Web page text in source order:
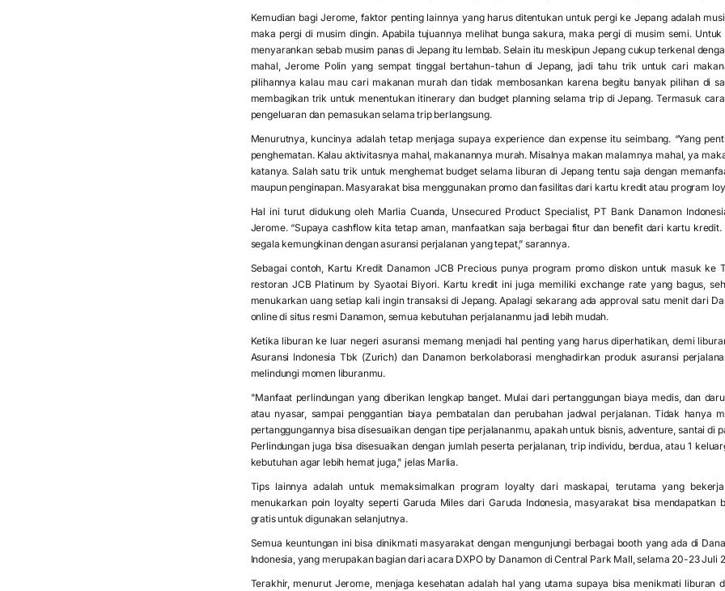
Kemudian bagi Jerome, faktor penting lainnya yang harus ditentukan untuk pergi ke Jepang adalah
maka pergi di musim dingin. Apabila tujuannya melihat bunga sakura, maka pergi di musim semi.
menyarankan sebab musim panas di Jepang itu lembab. Selain itu meskipun Jepang cukup terkenal
mahal, Jerome Polin yang sempat tinggal bertahun-tahun di Jepang, jadi tahu trik untuk cari
pilihannya kalau mau cari makanan murah dan tidak membosankan karena begitu banyak pilihan di
membagikan trik untuk menentukan itinerary dan budget planning selama trip di Jepang. Termasuk
pengeluaran dan pemasukan selama trip berlangsung.
Menurutnya, kuncinya adalah tetap menjaga supaya experience dan expense itu seimbang. “Yang
penghematan. Kalau aktivitasnya mahal, makanannya murah. Misalnya makan malamnya mahal, ya
katanya. Salah satu trik untuk menghemat budget selama liburan di Jepang tentu saja dengan
maupun penginapan. Masyarakat bisa menggunakan promo dan fasilitas dari kartu kredit atau program
Hal ini turut didukung oleh Marlia Cuanda, Unsecured Product Specialist, PT Bank Danamon
Jerome. “Supaya cashflow kita tetap aman, manfaatkan saja berbagai fitur dan benefit dari kartu
segala kemungkinan dengan asuransi perjalanan yang tepat,” sarannya.
Sebagai contoh, Kartu Kredit Danamon JCB Precious punya program promo diskon untuk masuk ke
restoran JCB Platinum by Syaotai Biyori. Kartu kredit ini juga memiliki exchange rate yang bagus,
menukarkan uang setiap kali ingin transaksi di Jepang. Apalagi sekarang ada approval satu menit dari
online di situs resmi Danamon, semua kebutuhan perjalananmu jadi lebih mudah.
Ketika liburan ke luar negeri asuransi memang menjadi hal penting yang harus diperhatikan, demi
Asuransi Indonesia Tbk (Zurich) dan Danamon berkolaborasi menghadirkan produk asuransi
melindungi momen liburanmu.
"Manfaat perlindungan yang diberikan lengkap banget. Mulai dari pertanggungan biaya medis, dan
atau nyasar, sampai penggantian biaya pembatalan dan perubahan jadwal perjalanan. Tidak hanya
pertanggungannya bisa disesuaikan dengan tipe perjalananmu, apakah untuk bisnis, adventure, santai di
Perlindungan juga bisa disesuaikan dengan jumlah peserta perjalanan, trip individu, berdua, atau 1
kebutuhan agar lebih hemat juga," jelas Marlia.
Tips lainnya adalah untuk memaksimalkan program loyalty dari maskapai, terutama yang
menukarkan poin loyalty seperti Garuda Miles dari Garuda Indonesia, masyarakat bisa mendapatkan
gratis untuk digunakan selanjutnya.
Semua keuntungan ini bisa dinikmati masyarakat dengan mengunjungi berbagai booth yang ada di
Indonesia, yang merupakan bagian dari acara DXPO by Danamon di Central Park Mall, selama 20-23 Juli
Terakhir, menurut Jerome, menjaga kesehatan adalah hal yang utama supaya bisa menikmati liburan